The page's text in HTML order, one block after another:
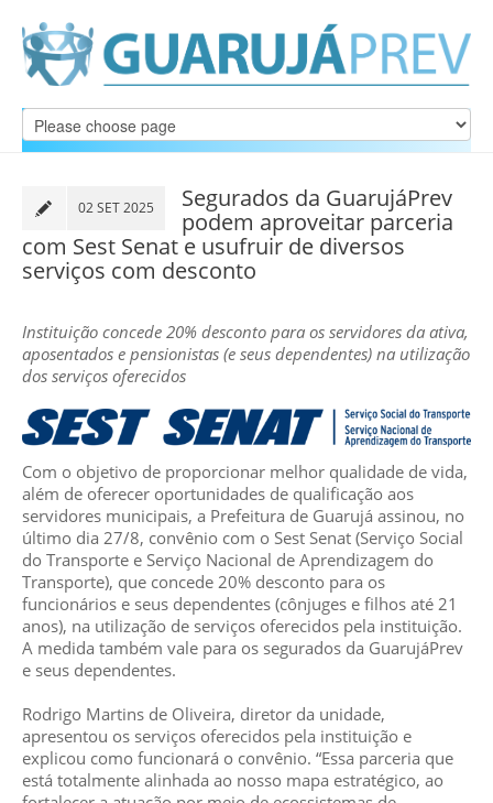
02 SET 2025
Segurados da GuarujáPrev
podem aproveitar parceria
com Sest Senat e usufruir de diversos
serviços com desconto
Instituição concede 20% desconto para os servidores da ativa,
aposentados e pensionistas (e seus dependentes) na utilização
dos serviços oferecidos
Com o objetivo de proporcionar melhor qualidade de vida,
além de oferecer oportunidades de qualificação aos
servidores municipais, a Prefeitura de Guarujá assinou, no
último dia 27/8, convênio com o Sest Senat (Serviço Social
do Transporte e Serviço Nacional de Aprendizagem do
Transporte), que concede 20% desconto para os
funcionários e seus dependentes (cônjuges e filhos até 21
anos), na utilização de serviços oferecidos pela instituição.
A medida também vale para os segurados da GuarujáPrev
e seus dependentes.
Rodrigo Martins de Oliveira, diretor da unidade,
apresentou os serviços oferecidos pela instituição e
explicou como funcionará o convênio. “Essa parceria que
está totalmente alinhada ao nosso mapa estratégico, ao